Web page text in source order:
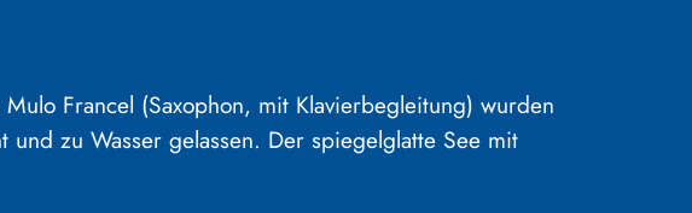
Francel (Saxophon, mit Klavierbegleitung) wurden
zu Wasser gelassen. Der spiegelglatte See mit